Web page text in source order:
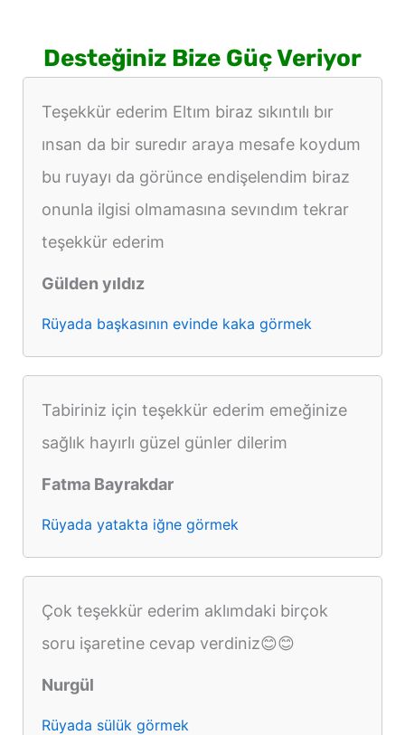
Desteğiniz Bize Güç Veriyor
Teşekkür ederim Eltım biraz sıkıntılı bır
ınsan da bir suredır araya mesafe koydum
bu ruyayı da görünce endişelendim biraz
onunla ilgisi olmamasına sevındım tekrar
teşekkür ederim
Gülden yıldız
Rüyada başkasının evinde kaka görmek
Tabiriniz için teşekkür ederim emeğinize
sağlık hayırlı güzel günler dilerim
Fatma Bayrakdar
Rüyada yatakta iğne görmek
Çok teşekkür ederim aklımdaki birçok
soru işaretine cevap verdiniz😊😊
Nurgül
Rüyada sülük görmek